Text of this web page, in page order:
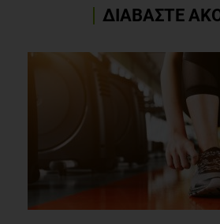
ΔΙΑΒΑΣΤΕ